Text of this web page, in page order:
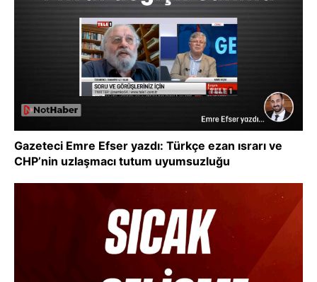
Gazeteci Emre Efser yazdı: Türkçe ezan ısrarı ve
CHP’nin uzlaşmacı tutum uyumsuzluğu